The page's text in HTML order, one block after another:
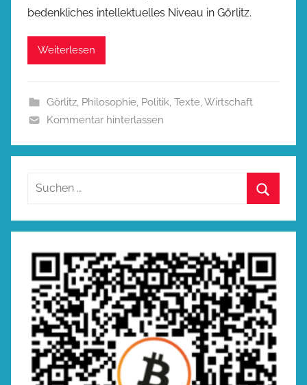
bedenkliches intellektuelles Niveau in Görlitz.
Weiterlesen
Görlitz, Philosophie, Politik, Texte, Wirtschaft
Kommentar hinterlassen
Suchen